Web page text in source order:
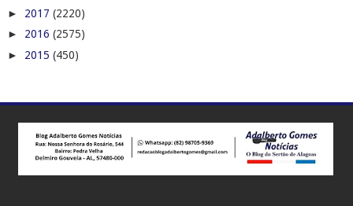
► 2017 (2220)
► 2016 (2575)
► 2015 (450)